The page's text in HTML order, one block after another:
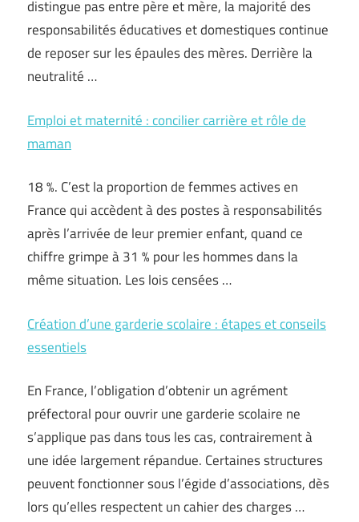
distingue pas entre père et mère, la majorité des
responsabilités éducatives et domestiques continue
de reposer sur les épaules des mères. Derrière la
neutralité …
Emploi et maternité : concilier carrière et rôle de
maman
18 %. C’est la proportion de femmes actives en
France qui accèdent à des postes à responsabilités
après l’arrivée de leur premier enfant, quand ce
chiffre grimpe à 31 % pour les hommes dans la
même situation. Les lois censées …
Création d’une garderie scolaire : étapes et conseils
essentiels
En France, l’obligation d’obtenir un agrément
préfectoral pour ouvrir une garderie scolaire ne
s’applique pas dans tous les cas, contrairement à
une idée largement répandue. Certaines structures
peuvent fonctionner sous l’égide d’associations, dès
lors qu’elles respectent un cahier des charges …